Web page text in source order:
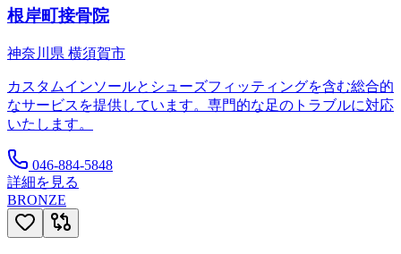
根岸町接骨院
神奈川県 横須賀市
カスタムインソールとシューズフィッティングを含む総合的
なサービスを提供しています。専門的な足のトラブルに対応
いたします。
046-884-5848
詳細を見る
BRONZE